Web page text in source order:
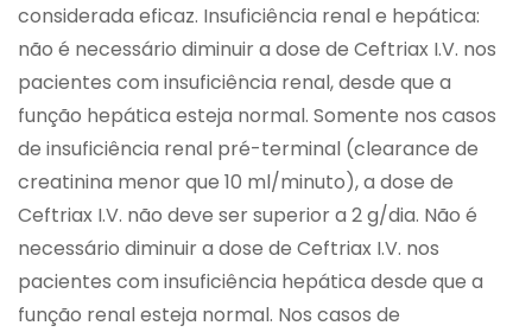
considerada eficaz. Insuficiência renal e hepática:
não é necessário diminuir a dose de Ceftriax I.V. nos
pacientes com insuficiência renal, desde que a
função hepática esteja normal. Somente nos casos
de insuficiência renal pré-terminal (clearance de
creatinina menor que 10 ml/minuto), a dose de
Ceftriax I.V. não deve ser superior a 2 g/dia. Não é
necessário diminuir a dose de Ceftriax I.V. nos
pacientes com insuficiência hepática desde que a
função renal esteja normal. Nos casos de